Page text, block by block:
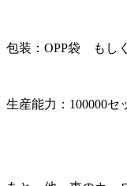
包装：OPP袋 もし
生産能力：100000セ